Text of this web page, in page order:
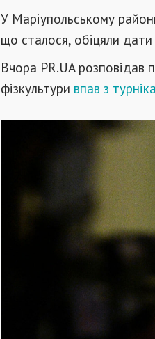
У Маріупольському
що сталося, обіцяли дати
Вчора PR.UA розповідав
фізкультури впав з турніка